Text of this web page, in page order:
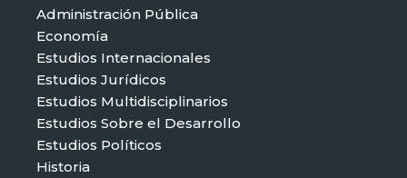
Administración Pública
Economía
Estudios Internacionales
Estudios Jurídicos
Estudios Multidisciplinarios
Estudios Sobre el Desarrollo
Estudios Políticos
Historia